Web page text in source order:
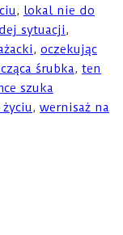
, lokal nie do
sytuacji,
, oczekując
śrubka, ten
szuka
, wernisaż na